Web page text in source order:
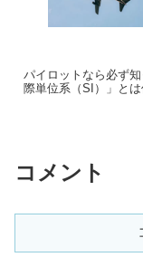
パイロットなら必ず
際単位系（SI）」とは
コメント